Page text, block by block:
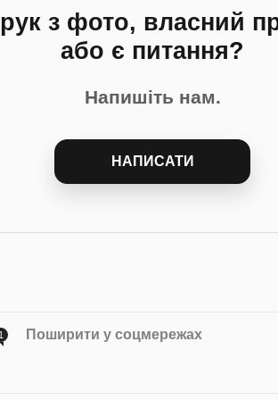
з фото, власний
або є питання?
Напишіть нам.
НАПИСАТИ
1 Поширити у соцмережах